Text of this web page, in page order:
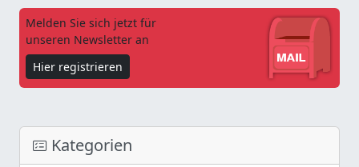
Melden Sie sich jetzt für
unseren Newsletter an
Hier registrieren
Kategorien